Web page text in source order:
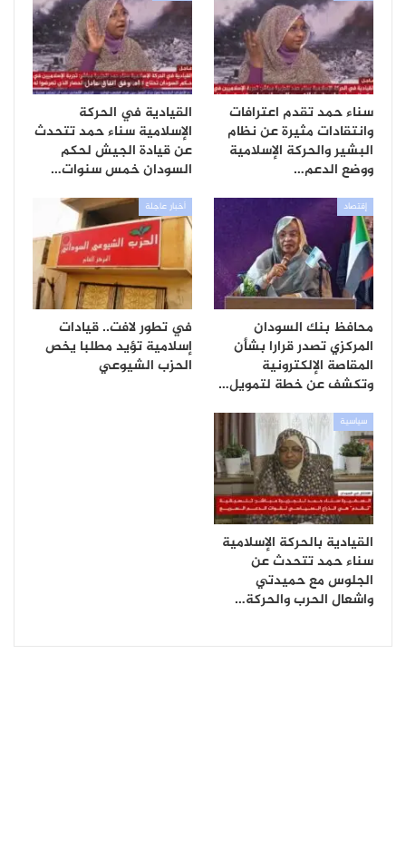
سناء حمد تقدم اعترافات
وانتقادات مثيرة عن نظام
البشير والحركة الإسلامية
ووضع الدعم…
القيادية في الحركة
الإسلامية سناء حمد تتحدث
عن قيادة الجيش لحكم
السودان خمس سنوات…
إقتصاد
محافظ بنك السودان
المركزي تصدر قرارا بشأن
المقاصة الإلكترونية
وتكشف عن خطة لتمويل…
أخبار عاجلة
في تطور لافت.. قيادات
إسلامية تؤيد مطلبا يخص
الحزب الشيوعي
سياسية
القيادية بالحركة الإسلامية
سناء حمد تتحدث عن
الجلوس مع حميدتي
واشعال الحرب والحركة…